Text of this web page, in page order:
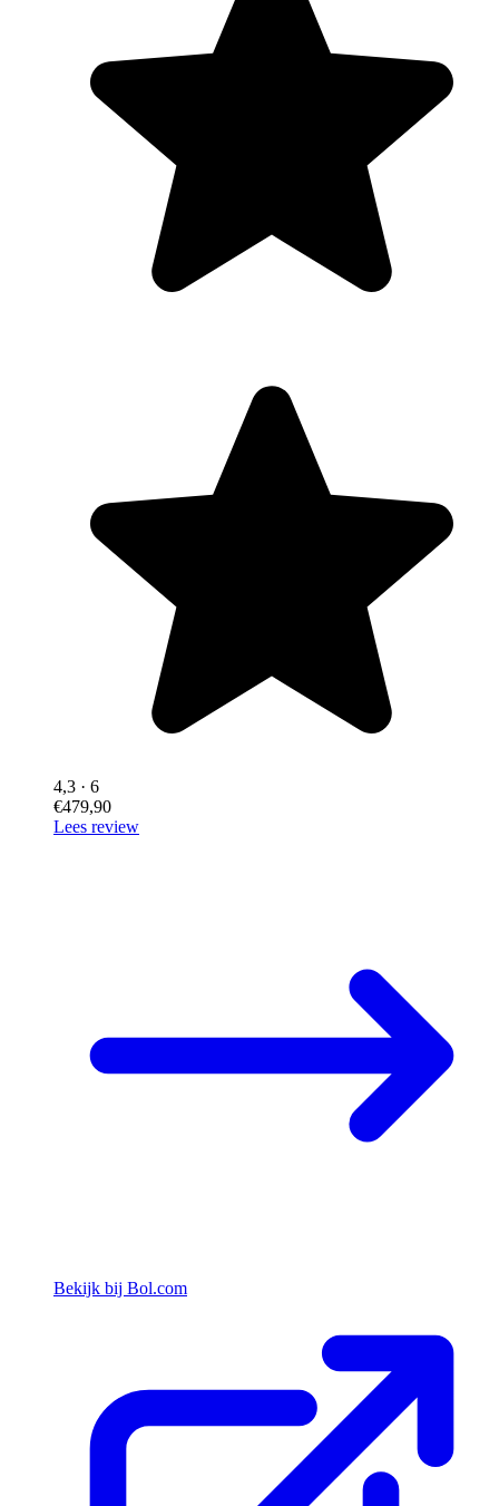
4,3 · 6
€479,90
Lees review
Bekijk bij Bol.com